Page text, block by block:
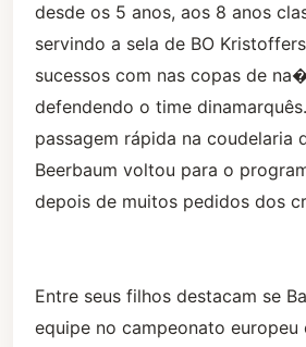
desde os 5 anos, aos 8 anos
servindo a sela de BO
sucessos com nas copas de
defendendo o time
passagem rápida na coudelaria
Beerbaum voltou para o
depois de muitos pedidos dos
Entre seus filhos destacam se
equipe no campeonato europeu